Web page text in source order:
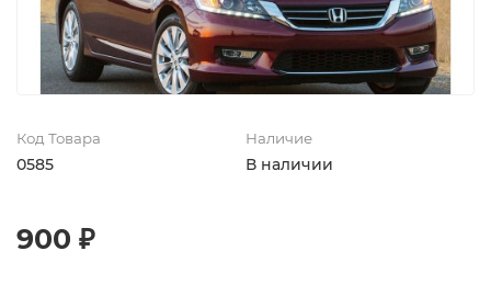
Код Товара
0585
Наличие
В наличии
900 ₽